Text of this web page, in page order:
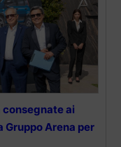
consegnate ai
Arena per